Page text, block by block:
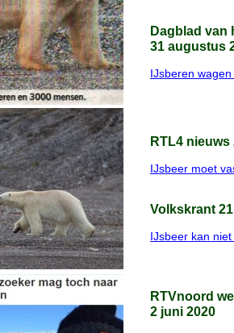
Dagblad van
31 augustus
IJsberen
RTL4 nieuws
IJsbeer moet
Volkskrant
IJsbeer kan
RTVnoord
2 juni 2020